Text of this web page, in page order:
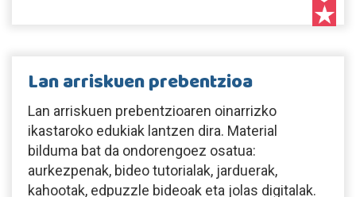
Lan arriskuen prebentzioa
Lan arriskuen prebentzioaren oinarrizko
ikastaroko edukiak lantzen dira. Material
bilduma bat da ondorengoez osatua:
aurkezpenak, bideo tutorialak, jarduerak,
kahootak, edpuzzle bideoak eta jolas digitalak.